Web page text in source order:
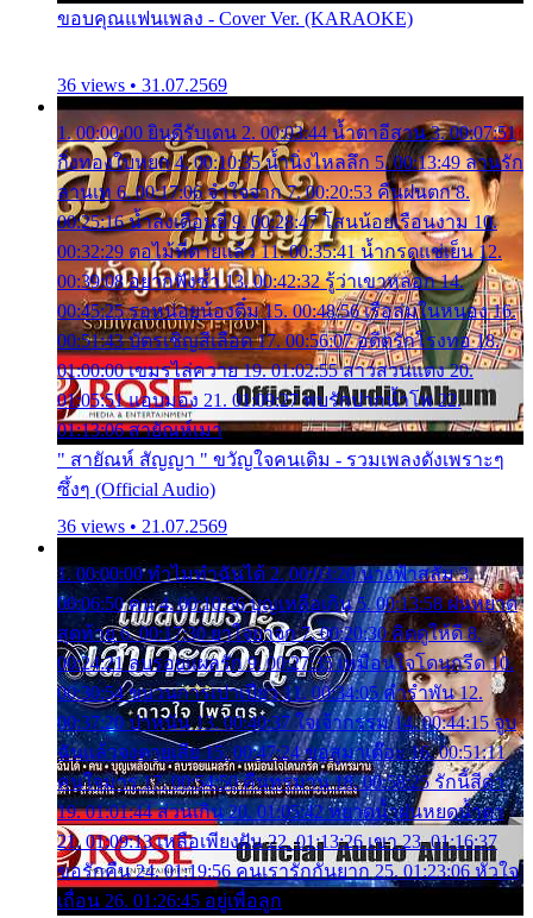
ขอบคุณแฟนเพลง - Cover Ver. (KARAOKE)
36 views • 31.07.2569
1. 00:00:00 ยินดีรับเดน 2. 00:03:44 น้ำตาอีสาน 3. 00:07:51
กิ่งทองใบหยก 4. 00:10:35 น้ำนิ่งไหลลึก 5. 00:13:49 ลานรัก
ลานเท 6. 00:17:06 จำใจจาก 7. 00:20:53 คืนฝนตก 8.
00:25:16 น้ำลงเดือนยี่ 9. 00:28:47 โสนน้อยเรือนงาม 10.
00:32:29 ตอไม้ที่ตายแล้ว 11. 00:35:41 น้ำกรดแช่เย็น 12.
00:39:08 อยากฟังซ้ำ 13. 00:42:32 รู้ว่าเขาหลอก 14.
00:45:25 รอหน่อยน้องติ๋ม 15. 00:48:56 เรือล่มในหนอง 16.
00:51:43 บัตรเชิญสีเลือด 17. 00:56:07 อดีตรักโรงทอ 18.
01:00:00 เขมรไล่ควาย 19. 01:02:55 สาวสวนแตง 20.
01:05:51 แอบมอง 21. 01:09:27 พบรักปากน้ำโพ 22.
01:13:06 สายัณห์เมา
" สายัณห์ สัญญา " ขวัญใจคนเดิม - รวมเพลงดังเพราะๆ
ซึ้งๆ (Official Audio)
36 views • 21.07.2569
1. 00:00:00 ทำไมทำฉันได้ 2. 00:03:20 นางฟ้าสลัม 3.
00:06:50 คน 4. 00:10:36 บุญเหลือเกิน 5. 00:13:58 ฝนหยาด
สุดท้าย 6. 00:17:30 ยาใจยาจก 7. 00:20:30 คิดดูให้ดี 8.
00:24:21 ลบรอยแผลรัก 9. 00:27:35 เหมือนใจโดนกรีด 10.
00:30:54 ขบวนการเปาเปียว 11. 00:34:05 คำรำพัน 12.
00:37:20 ปาหนัน 13. 00:40:37 ใจเจ้ากรรม 14. 00:44:15 จูบ
ฉันแล้วจงตายเสีย 15. 00:47:24 ขอสูมาเต๊อะ 16. 00:51:11
คนใจมาร 17. 00:54:50 คืนทรมาน 18. 00:58:25 รักนี้สีดำ
19. 01:01:44 ส่วนเกิน 20. 01:05:42 หยาดน้ำฝนหยดน้ำตา
21. 01:09:13 เหลือเพียงฝัน 22. 01:13:26 เขา 23. 01:16:37
ขอรักคืน 24. 01:19:56 คนเรารักกันยาก 25. 01:23:06 หัวใจ
เถื่อน 26. 01:26:45 อยู่เพื่อลูก